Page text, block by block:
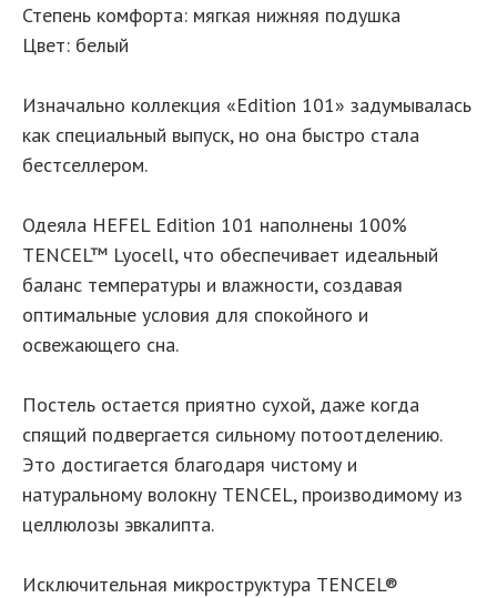
Степень комфорта: мягкая нижняя подушка
Цвет: белый
Изначально коллекция «Edition 101» задумывалась
как специальный выпуск, но она быстро стала
бестселлером.
Одеяла HEFEL Edition 101 наполнены 100%
TENCEL™ Lyocell, что обеспечивает идеальный
баланс температуры и влажности, создавая
оптимальные условия для спокойного и
освежающего сна.
Постель остается приятно сухой, даже когда
спящий подвергается сильному потоотделению.
Это достигается благодаря чистому и
натуральному волокну TENCEL, производимому из
целлюлозы эвкалипта.
Исключительная микроструктура TENCEL®